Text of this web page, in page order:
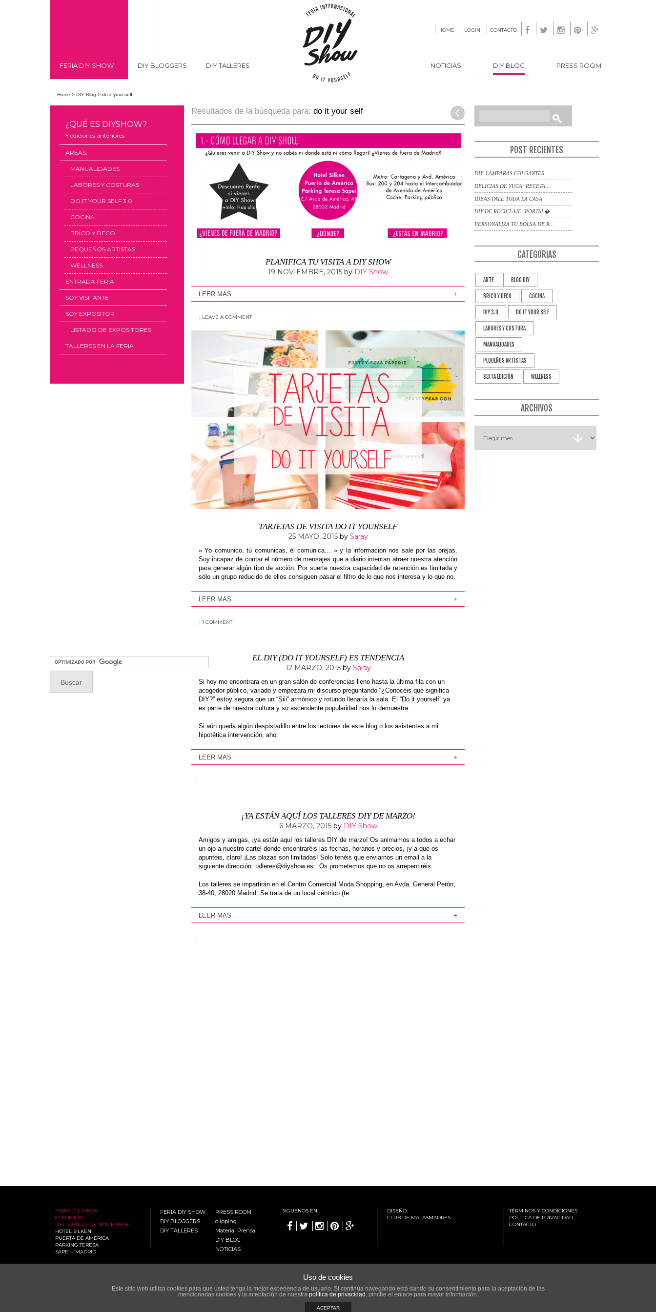
Uso de cookies
Este sitio web utiliza cookies para que usted tenga la mejor experiencia de usuario. Si continúa navegando está dando su consentimiento para la aceptación de las
mencionadas cookies y la aceptación de nuestra política de privacidad , pinche el enlace para mayor información.
ACEPTAR
FERIA DIY SHOW DIY BLOGGERS DIY TALLERES





CONTACTO
LOGIN
HOME
PRESS ROOM
DIY BLOG
NOTICIAS
Home > DIY Blog > do it your self
¿QUÉ ES DIYSHOW?
Y ediciones anteriores
AREAS:
MANUALIDADES
LABORES Y COSTURAS
DO IT YOUR SELF 3.0
COCINA
BRICO Y DECO
PEQUEÑOS ARTISTAS
WELLNESS
ENTRADA FERIA
SOY VISITANTE
SOY EXPOSITOR
LISTADO DE EXPOSITORES
TALLERES EN LA FERIA
Resultados de la búsqueda para: do it your self
PLANIFICA TU VISITA A DIY SHOW
19 NOVIEMBRE, 2015 by DIY Show
LEER MAS +
| | LEAVE A COMMENT
TARJETAS DE VISITA DO IT YOURSELF
25 MAYO, 2015by Saray
» Yo comunico, tú comunicas, él comunica… » y la información nos sale por las orejas.
Soy incapaz de contar el número de mensajes que a diario intentan atraer nuestra atención
para generar algún tipo de acción. Por suerte nuestra capacidad de retención es limitada y
sólo un grupo reducido de ellos consiguen pasar el filtro de lo que nos interesa y lo que no.
LEER MAS +
| | 1 COMMENT
EL DIY (DO IT YOURSELF) ES TENDENCIA
12 MARZO, 2015by Saray
Si hoy me encontrara en un gran salón de conferencias lleno hasta la última fila con un
acogedor público, variado y empezara mi discurso preguntando “¿Conocéis qué significa
DIY?” estoy segura que un “Siii” armónico y rotundo llenaría la sala. El “Do it yourself” ya
es parte de nuestra cultura y su ascendente popularidad nos lo demuestra.
Si aún queda algún despistadillo entre los lectores de este blog o los asistentes a mi
hipotética intervención, aho
LEER MAS +
|
¡YA ESTÁN AQUÍ LOS TALLERES DIY DE MARZO!
6 MARZO, 2015by DIY Show
Amigos y amigas, ¡ya están aquí los talleres DIY de marzo! Os animamos a todos a echar
un ojo a nuestro cartel donde encontraréis las fechas, horarios y precios, ¡y a que os
apuntéis, claro! ¡Las plazas son limitadas! Solo tenéis que enviarnos un email a la
siguiente dirección: talleres@diyshow.es Os prometemos que no os arrepentiréis.
Los talleres se impartirán en el Centro Comercial Moda Shopping, en Avda. General Perón,
38-40, 28020 Madrid. Se trata de un local céntrico (te
LEER MAS +
|
POST RECIENTES
DIY. LÁMPARAS COLGANTES ...
DELICIAS DE YUCA: RECETA ...
IDEAS PALE TODA LA CASA
DIY DE RECICLAJE: PORTAL�...
PERSONALIZA TU BOLSA DE R...
CATEGORIAS
ARTE BLOG DIY
BRICO Y DECO COCINA
DIY 3.0 DO IT YOUR SELF
LABORES Y COSTURA
MANUALIDADES
PEQUEÑOS ARTISTAS
SEXTA EDICIÓN WELLNESS
ARCHIVOS
FERIA DIY SHOW
6ª EDICIÓN
DEL 20 AL 22 DE NOVIEMBRE
HOTEL SILKEN
PUERTA DE AMÉRICA
PARKING TERESA
SAPEI – MADRID
FERIA DIY SHOW
DIY BLOGGERS
DIY TALLERES
PRESS ROOM
clipping
Material Prensa
DIY BLOG
NOTICIAS
SIGUENOS EN:
    
DISEÑO:
CLUB DE MALASMADRES
TÉRMINOS Y CONDICIONES
POLITICA DE PRIVACIDAD
CONTACTO